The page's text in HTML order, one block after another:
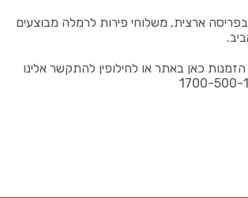
ארצית, משלוחי פירות לרמלה מבוצעים
כאן באתר או לחילופין להתקשר אלינו